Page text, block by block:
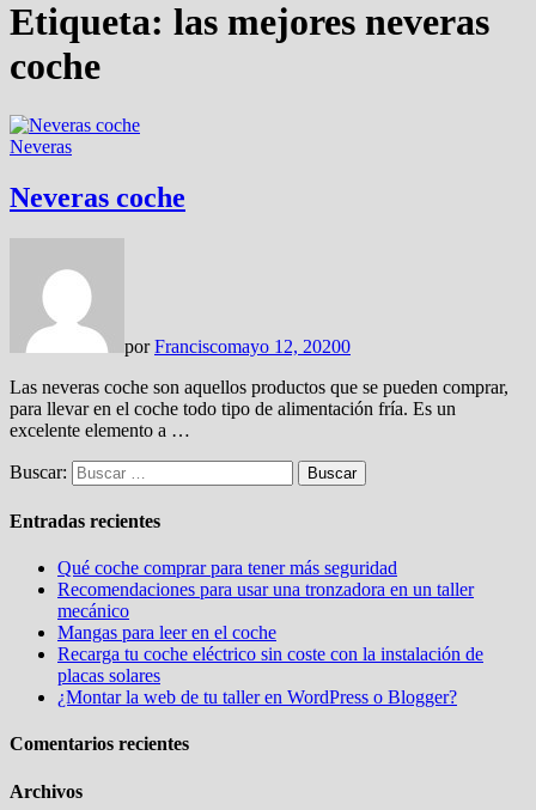
Etiqueta: las mejores neveras
coche
Neveras
Neveras coche
porFranciscomayo 12, 20200
Las neveras coche son aquellos productos que se pueden comprar,
para llevar en el coche todo tipo de alimentación fría. Es un
excelente elemento a …
Buscar:
Entradas recientes
Qué coche comprar para tener más seguridad
Recomendaciones para usar una tronzadora en un taller
mecánico
Mangas para leer en el coche
Recarga tu coche eléctrico sin coste con la instalación de
placas solares
¿Montar la web de tu taller en WordPress o Blogger?
Comentarios recientes
Archivos